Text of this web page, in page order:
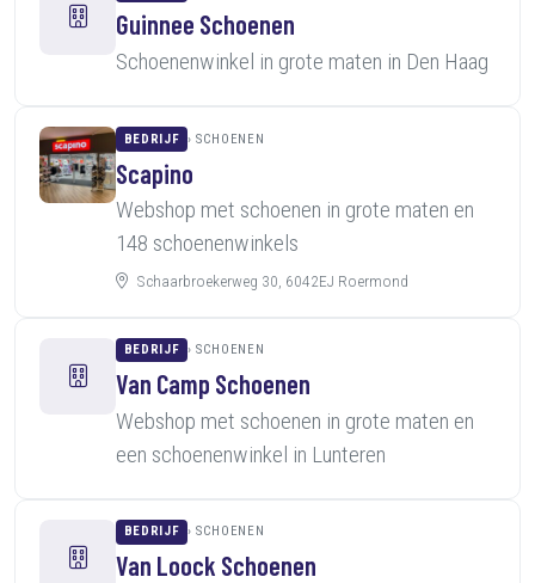
Guinnee Schoenen
Schoenenwinkel in grote maten in Den Haag
BEDRIJF SCHOENEN
Scapino
Webshop met schoenen in grote maten en
148 schoenenwinkels
Schaarbroekerweg 30, 6042EJ Roermond
BEDRIJF SCHOENEN
Van Camp Schoenen
Webshop met schoenen in grote maten en
een schoenenwinkel in Lunteren
BEDRIJF SCHOENEN
Van Loock Schoenen